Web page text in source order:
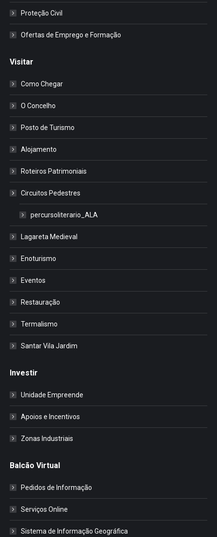
Proteção Civil
Ofertas de Emprego e Formação
Visitar
Como Chegar
O Concelho
Posto de Turismo
Alojamento
Roteiros Patrimoniais
Circuitos Pedestres
percursoliterario_ALA
Lagareta Medieval
Enoturismo
Eventos
Restauração
Termalismo
Santar Vila Jardim
Investir
Unidade Empreende
Apoios e Incentivos
Zonas Industriais
Balcão Virtual
Pedidos de Informação
Serviços Online
Sistema de Informação Geográfica